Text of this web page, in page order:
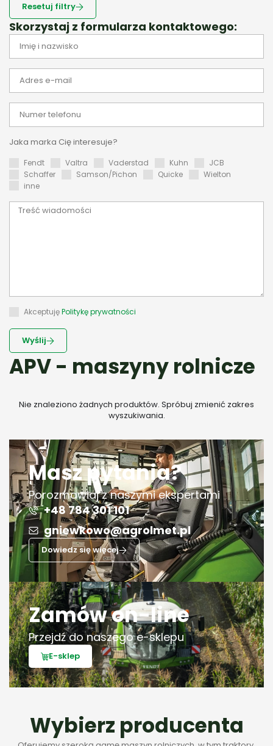
Resetuj filtry
Skorzystaj z formularza kontaktowego:
Jaka marka Cię interesuje?
Fendt Valtra Vaderstad Kuhn
JCB
Schaffer
Samson/Pichon Quicke
Wielton
inne
AkceptujęPolitykę prywatności
Wyślij
APV - maszyny rolnicze
Nie znaleziono żadnych produktów. Spróbuj zmienić zakres
wyszukiwania.
Masz pytania?
Porozmawiaj z naszymi ekspertami
+48 784 301 101
gniewkowo@agrolmet.pl
Dowiedz się więcej
Zamów on-line
Przejdź do naszego e-sklepu
E-sklep
Wybierz producenta